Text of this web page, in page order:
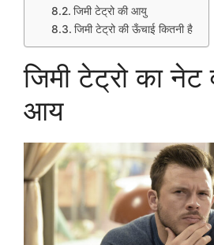
जिमी टेट्रो की आयु
जिमी टेट्रो की ऊँचाई कितनी है
जिमी टेट्रो का नेट
आय